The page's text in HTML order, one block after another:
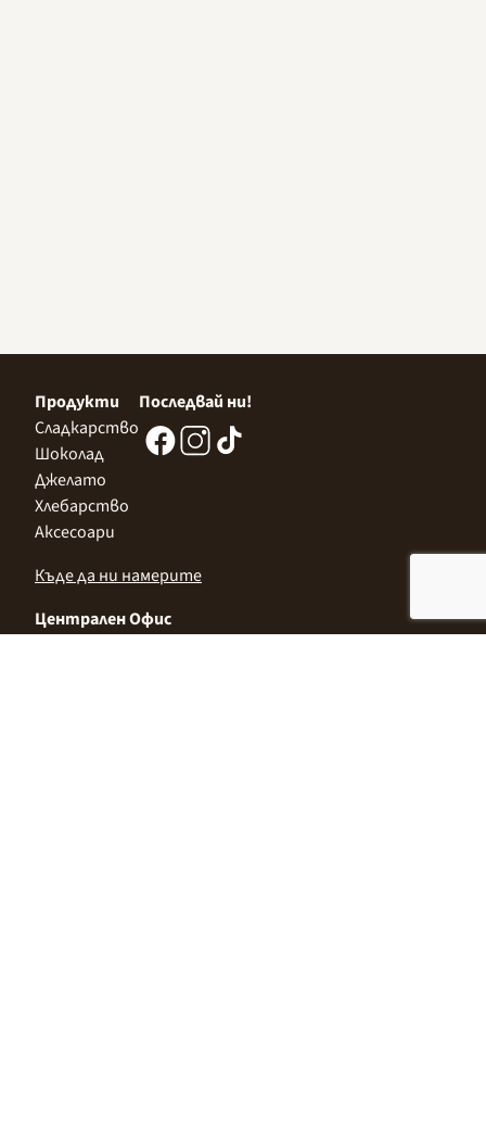
Продукти
Сладкарство
Шоколад
Джелато
Хлебарство
Аксесоари
Последвай ни!
Къде да ни намерите
Централен Офис